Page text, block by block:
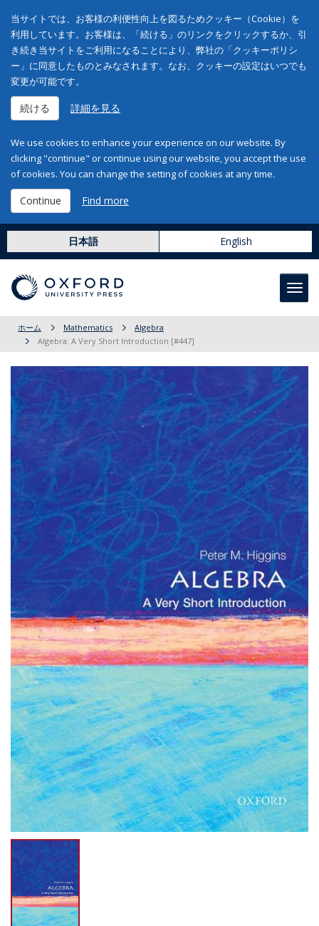
当サイトでは、お客様の利便性向上を図るためクッキー（Cookie）を
利用しています。お客様は、「続ける」のリンクをクリックするか、引
き続き当サイトをご利用になることにより、弊社の「クッキーポリシ
ー」に同意したものとみなされます。なお、クッキーの設定はいつでも
変更が可能です。
続ける 詳細を見る
We use cookies to enhance your experience on our website. By
clicking "continue" or continue using our website, you accept the use
of cookies. You can change the setting of cookies at any time.
Continue Find more
日本語 English
ホーム Mathematics
Algebra
Algebra: A Very Short Introduction [#447]